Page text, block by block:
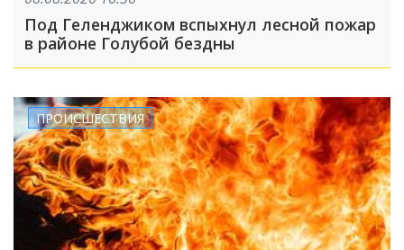
Под Геленджиком вспыхнул лесной пожар
в районе Голубой бездны
ПРОИСШЕСТВИЯ